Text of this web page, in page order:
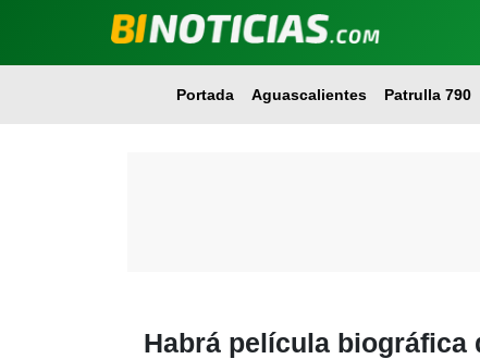
Portada Aguascalientes Patrulla 790
Habrá película biográfica